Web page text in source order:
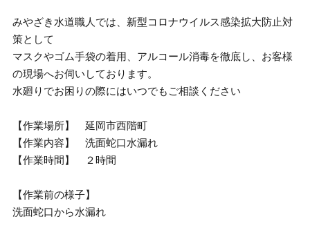
みやざき水道職人では、新型コロナウイルス感染拡大防止対
策として
マスクやゴム手袋の着用、アルコール消毒を徹底し、お客様
の現場へお伺いしております。
水廻りでお困りの際にはいつでもご相談ください
【作業場所】 延岡市西階町
【作業内容】 洗面蛇口水漏れ
【作業時間】 ２時間
【作業前の様子】
洗面蛇口から水漏れ